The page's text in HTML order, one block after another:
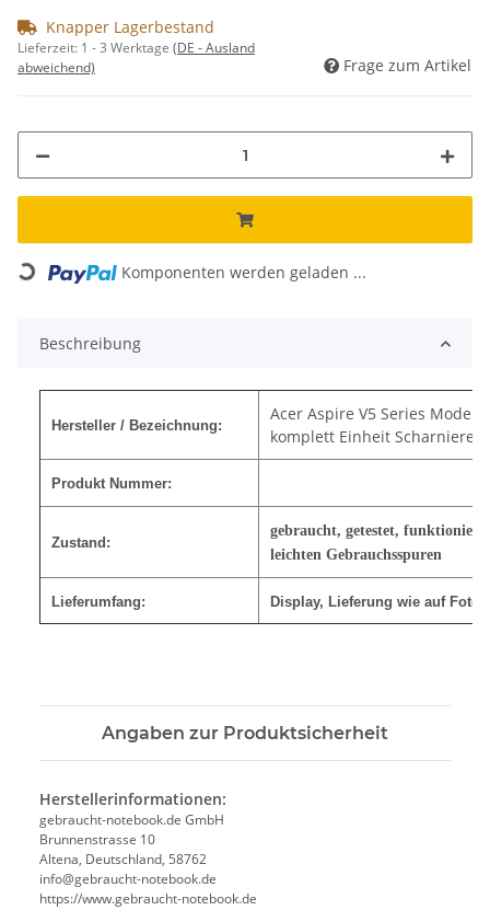
Knapper Lagerbestand
Lieferzeit: 1 - 3 Werktage (DE - Ausland
abweichend)
Frage zum Artikel
Loading... Komponenten werden geladen ...
Beschreibung
Hersteller / Bezeichnung:
Acer Aspire V5 Series Model
komplett Einheit Scharniere
Produkt Nummer:
Zustand:
gebraucht, getestet,
leichten Gebrauchsspuren
Lieferumfang: Display, Lieferung wie auf Foto
Angaben zur Produktsicherheit
Herstellerinformationen:
gebraucht-notebook.de GmbH
Brunnenstrasse 10
Altena, Deutschland, 58762
info@gebraucht-notebook.de
https://www.gebraucht-notebook.de